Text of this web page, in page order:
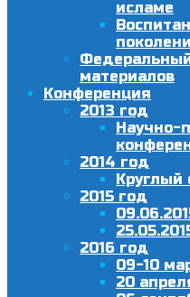
исламе
Федеральный
материалов
Конференция
2013 год
Научно-
2014 год
Круглый
2015 год
2016 год
09-10
20